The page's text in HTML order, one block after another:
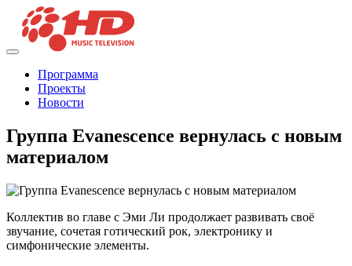
Программа
Проекты
Новости
Группа Evanescence вернулась с новым
материалом
Коллектив во главе с Эми Ли продолжает развивать своё
звучание, сочетая готический рок, электронику и
симфонические элементы.